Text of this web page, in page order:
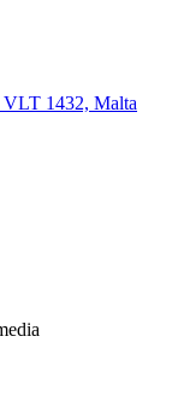
1432, Malta